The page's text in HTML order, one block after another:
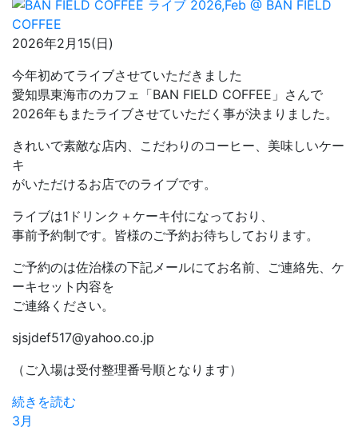
2026年2月15(日)
今年初めてライブさせていただきました
愛知県東海市のカフェ「BAN FIELD COFFEE」さんで
2026年もまたライブさせていただく事が決まりました。
きれいで素敵な店内、こだわりのコーヒー、美味しいケー
キ
がいただけるお店でのライブです。
ライブは1ドリンク＋ケーキ付になっており、
事前予約制です。皆様のご予約お待ちしております。
ご予約のは佐治様の下記メールにてお名前、ご連絡先、ケ
ーキセット内容を
ご連絡ください。
sjsjdef517@yahoo.co.jp
（ご入場は受付整理番号順となります）
続きを読む
3月